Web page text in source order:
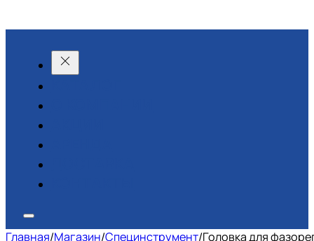
Главная/Магазин/Специнструмент/Головка для